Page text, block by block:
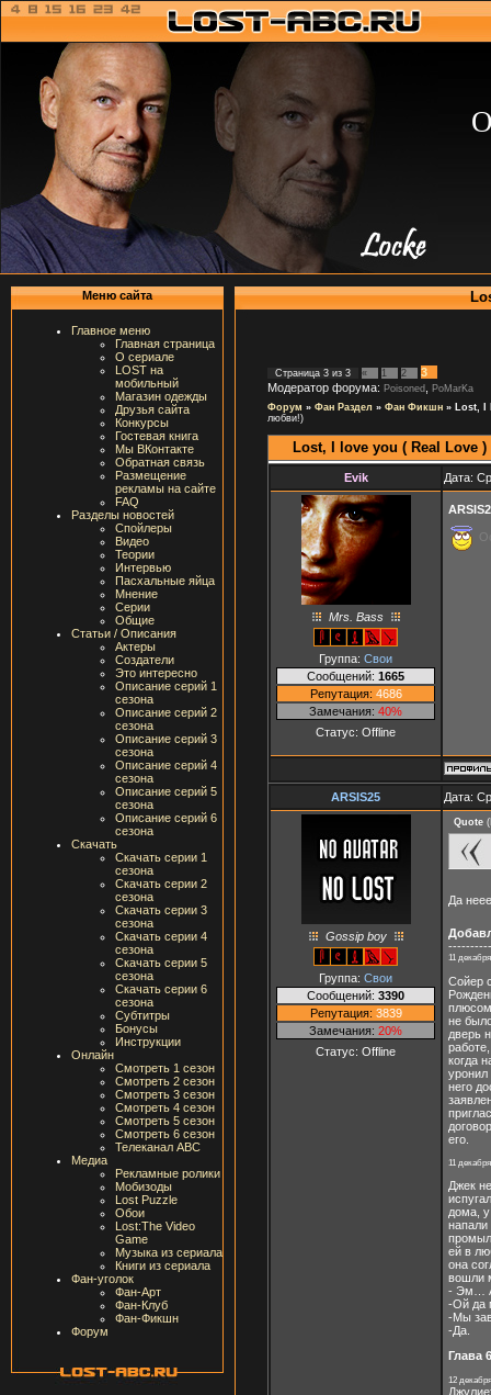
Меню сайта
Главное меню
Главная страница
О сериале
LOST на
мобильный
Магазин одежды
Друзья сайта
Конкурсы
Гостевая книга
Мы ВКонтакте
Обратная связь
Размещение
рекламы на сайте
FAQ
Разделы новостей
Спойлеры
Видео
Теории
Интервью
Пасхальные яйца
Мнение
Серии
Общие
Статьи / Описания
Актеры
Создатели
Это интересно
Описание серий 1
сезона
Описание серий 2
сезона
Описание серий 3
сезона
Описание серий 4
сезона
Описание серий 5
сезона
Описание серий 6
сезона
Скачать
Скачать серии 1
сезона
Скачать серии 2
сезона
Скачать серии 3
сезона
Скачать серии 4
сезона
Скачать серии 5
сезона
Скачать серии 6
сезона
Субтитры
Бонусы
Инструкции
Онлайн
Смотреть 1 сезон
Смотреть 2 сезон
Смотреть 3 сезон
Смотреть 4 сезон
Смотреть 5 сезон
Смотреть 6 сезон
Телеканал ABC
Медиа
Рекламные ролики
Мобизоды
Lost Puzzle
Обои
Lost:The Video
Game
Музыка из сериала
Книги из сериала
Фан-уголок
Фан-Арт
Фан-Клуб
Фан-Фикшн
Форум
Страница 3 из 3 « 1 2
3
Модератор форума: Poisoned
PoMarKa
Форум » Фан Раздел » Фан Фикшн »
Lost,
любви!)
Lost, I love you ( Real Love )
Evik Дата:
Mrs. Bass
Группа: Свои
Сообщений: 1665
Репутация: 4686
Замечания: 40%
Статус: Offline
ARSIS25 Дата:
Gossip boy
Группа: Свои
Сообщений: 3390
Репутация: 3839
Замечания: 20%
Статус: Offline
Quote (
Да
11
Сойер
не
дверь
когда
уронил
него
его.
11
Джек
дома,
напали
промыл
ей в
она
вошли
- Эм… А
-Ой да
-Мы
-Да.
Глава 6
12